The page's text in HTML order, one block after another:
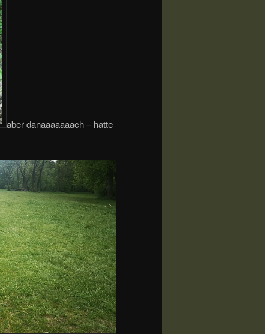
aber danaaaaaaach – hatte